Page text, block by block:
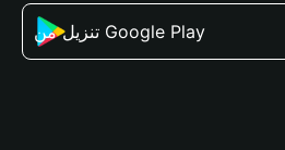
تنزيل من Google Play